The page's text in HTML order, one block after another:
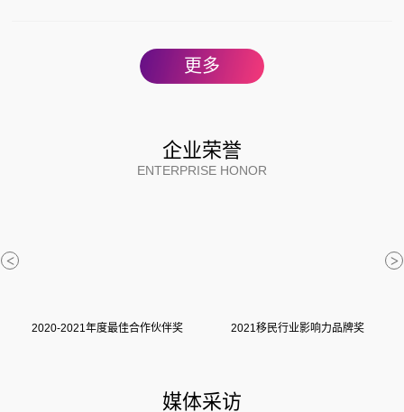
更多
企业荣誉
ENTERPRISE HONOR
2020-2021年度最佳合作伙伴奖 2021移民行业影响力品牌奖
< >
媒体采访